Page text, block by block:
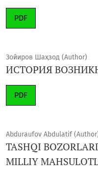
PDF
Зойиров Шаҳзод (Author)
ИСТОРИЯ
PDF
Abduraufov Abdulatif
TASHQI
MILLIY